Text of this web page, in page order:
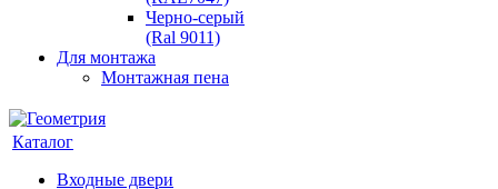
Черно-серый
(Ral 9011)
Для монтажа
Монтажная пена
Каталог
Входные двери